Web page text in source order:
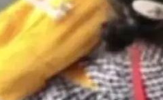
高性能通信组
中实现了一
（Engine），
过调用公有云模
率。但随着 AI
团队级、组织
，对安全性、
。 首先是数据
研发场景，公
示人工智能在
、行业赋能、
方向。深信服
入选！ 随着各行
力构成形态逐
变化：不只是
时代的结
作者之一。
的作者之一。
科学家。 Jeff D